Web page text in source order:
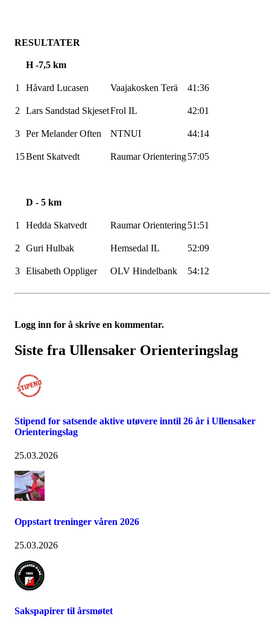
RESULTATER
H -7,5 km
1 Håvard Lucasen Vaajakosken Terä 41:36
2 Lars Sandstad SkjesetFrol IL 42:01
3 Per MelanderOften NTNUI 44:14
15Bent Skatvedt RaumarOrientering57:05
D - 5 km
1 Hedda Skatvedt RaumarOrientering51:51
2 Guri Hulbak Hemsedal IL 52:09
3 Elisabeth Oppliger OLV Hindelbank 54:12
Logg inn for å skrive en kommentar.
Siste fra Ullensaker Orienteringslag
Stipend for satsende aktive utøvere inntil 26 år i Ullensaker
Orienteringslag
25.03.2026
Oppstart treninger våren 2026
25.03.2026
Sakspapirer til årsmøtet